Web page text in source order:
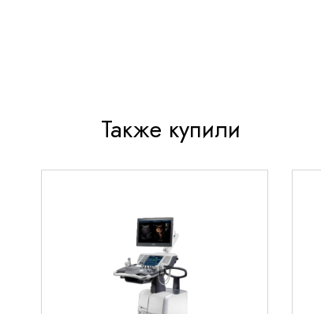
Упрощенная система дезинфекции - все
обрабатываются стандартными
Технологические
Ларингоскоп оснащен инновационной
системой освещения, которая
визуализацию гортани даже в сложных
Также купили